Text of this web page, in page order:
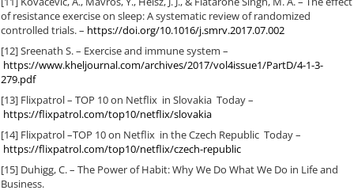
of resistance exercise on sleep: A systematic review of randomized
controlled trials. – https://doi.org/10.1016/j.smrv.2017.07.002
[12] Sreenath S. – Exercise and immune system –
https://www.kheljournal.com/archives/2017/vol4issue1/PartD/4-1-3-
279.pdf
[13] Flixpatrol – TOP 10 on Netflix in Slovakia Today –
https://flixpatrol.com/top10/netflix/slovakia
[14] Flixpatrol –TOP 10 on Netflix in the Czech Republic Today –
https://flixpatrol.com/top10/netflix/czech-republic
[15] Duhigg, C. – The Power of Habit: Why We Do What We Do in Life and
Business.